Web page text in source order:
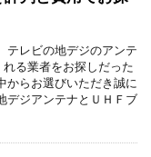
テレビの地デジのアンテ
る業者をお探しだった
からお選びいただき誠に
デジアンテナとＵＨＦブ